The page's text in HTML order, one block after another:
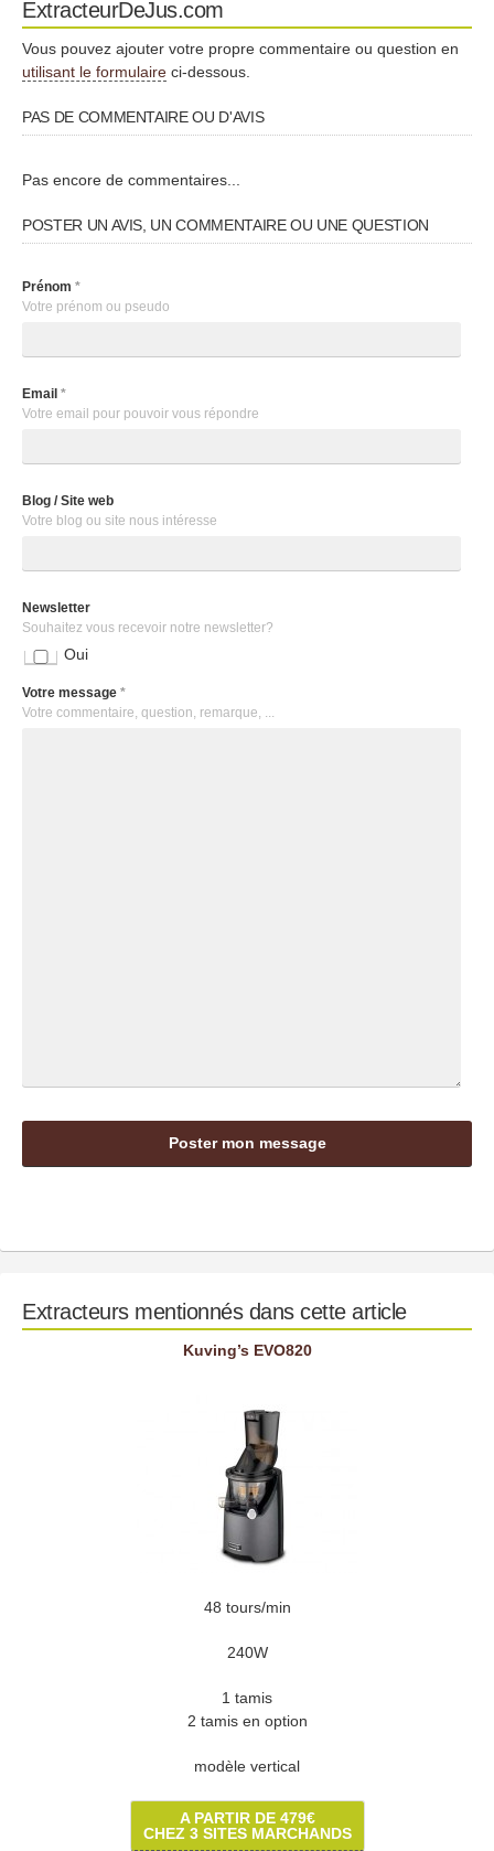
ExtracteurDeJus.com
Vous pouvez ajouter votre propre commentaire ou question en
utilisant le formulaire ci-dessous.
PAS DE COMMENTAIRE OU D'AVIS
Pas encore de commentaires...
POSTER UN AVIS, UN COMMENTAIRE OU UNE QUESTION
Prénom *
Votre prénom ou pseudo
Email *
Votre email pour pouvoir vous répondre
Blog / Site web
Votre blog ou site nous intéresse
Newsletter
Souhaitez vous recevoir notre newsletter?
Oui
Votre message *
Votre commentaire, question, remarque, ...
Extracteurs mentionnés dans cette article
Kuving’s EVO820
48 tours/min
240W
1 tamis
2 tamis en option
modèle vertical
A PARTIR DE 479€
CHEZ 3 SITES MARCHANDS